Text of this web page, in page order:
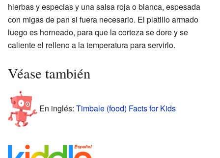
hierbas y especias y una salsa roja o blanca, espesada
con migas de pan si fuera necesario. El platillo armado
luego es horneado, para que la corteza se dore y se
caliente el relleno a la temperatura para servirlo.
Véase también
En inglés: Timbale (food) Facts for Kids